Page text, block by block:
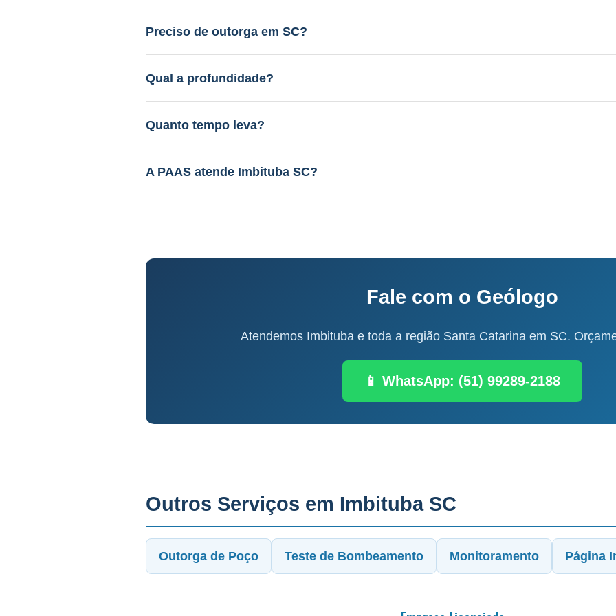
Entre R$ 12.000 a R$ 45.000. Aquífero variável conforme a geologia local,
gratuito.
Preciso de outorga em SC?
Sim. A PAAS cuida de todo o licenciamento junto ao IMA-SC.
Qual a profundidade?
40 a 150m em aquífero variável conforme a geologia local, vazão de 3 a 30 m³/h.
Quanto tempo leva?
Perfuração: 3-15 dias. Processo completo: 60-120 dias.
A PAAS atende Imbituba SC?
Sim! Desde 1985, com geólogo e equipe própria.
Fale com o Geólogo
Atendemos Imbituba e toda a região Santa Catarina em SC.
📱 WhatsApp: (51) 99289-2188
Outros Serviços em Imbituba SC
Outorga de Poço Teste de Bombeamento Monitoramento Página